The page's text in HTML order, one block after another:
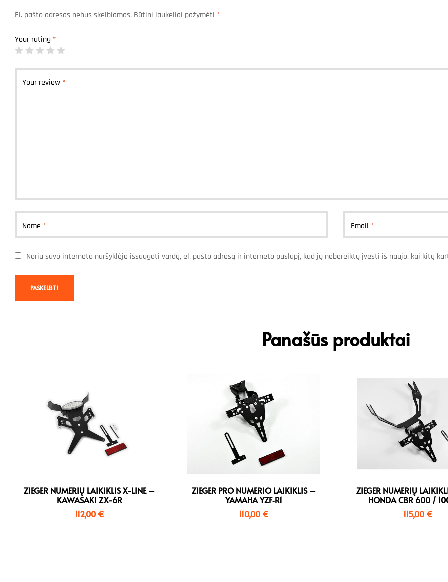
El. pašto adresas nebus skelbiamas. Būtini laukeliai pažymėti *
Your rating *
Your review *
Name * Email *
Noriu savo interneto naršyklėje išsaugoti vardą, el. pašto adresą ir interneto puslapį, kad jų nebereiktų įvesti iš naujo, kai kitą
Panašūs produktai
ZIEGER NUMERIŲ LAIKIKLIS X-LINE –
KAWASAKI ZX-6R
112,00 €
ZIEGER PRO NUMERIO LAIKIKLIS –
YAMAHA YZF‑R1
110,00 €
ZIEGER NUMERIŲ
HONDA CBR 600 /
115,00 €